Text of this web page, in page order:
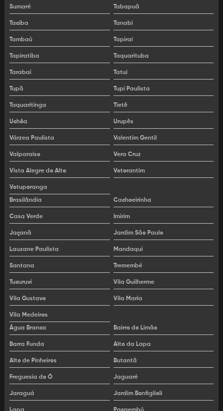
Máquinas pesadas linha amarela
Mini escavadeira para locação
Mini vibro acabadora de asfalto
Trator de esteira para alugar
Trator de esteira para locação
Venda de máquinas usadas
Vibro acabadora
Vibroacabadora de asfalto
Alugar empilhadeira
Alugar plataforma elevatória
Aluguel de AWP
Aluguel de empilhadeira eletrica
Aluguel de empilhadeira patolada
Aluguel de empilhadeira preço
Aluguel de empilhadeira retrátil
Aluguel de MEWP
Aluguel de paleteira
Sumaré Tabapuã
Taciba Tanabi
Tambaú Tapiraí
Tapiratiba Taquarituba
Tarabai Tatuí
Tupã Tupi Paulista
Taquaritinga Tietê
Uchôa Urupês
Várzea Paulista Valentim Gentil
Valparaíso Vera Cruz
Vista Alegre do Alto Votorantim
Votuporanga
Brasilândia Cachoeirinha
Casa Verde Imirim
Jaçanã Jardim São Paulo
Lauzane Paulista Mandaqui
Santana Tremembé
Tucuruvi Vila Guilherme
Vila Gustavo Vila Maria
Vila Medeiros
Água Branca Bairro do Limão
Barra Funda Alto da Lapa
Alto de Pinheiros Butantã
Freguesia do Ó Jaguaré
Jaraguá Jardim Bonfiglioli
Lapa Pacaembú